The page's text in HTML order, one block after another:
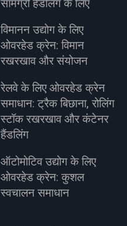
सामग्री हैंडलिंग के लिए
विमानन उद्योग के लिए
ओवरहेड क्रेन: विमान
रखरखाव और संयोजन
रेलवे के लिए ओवरहेड क्रेन
समाधान: ट्रैक बिछाना, रोलिंग
स्टॉक रखरखाव और कंटेनर
हैंडलिंग
ऑटोमोटिव उद्योग के लिए
ओवरहेड क्रेन: कुशल
स्वचालन समाधान